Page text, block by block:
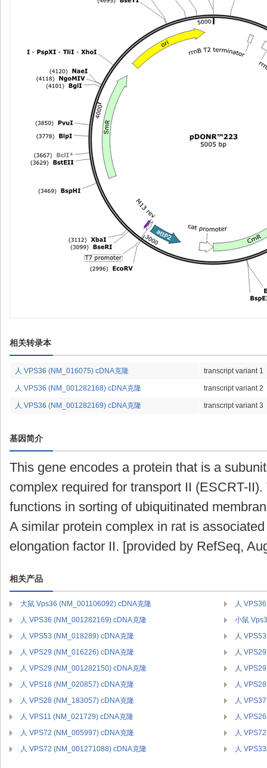
相关转录本
人 VPS36 (NM_016075) cDNA克隆 transcript variant 1
人 VPS36 (NM_001282168) cDNA克隆 transcript variant 2
人 VPS36 (NM_001282169) cDNA克隆 transcript variant 3
基因简介
This gene encodes a protein that is a
complex required for transport II (ESCRT-
functions in sorting of ubiquitinated
A similar protein complex in rat is
elongation factor II. [provided by RefSeq,
相关产品
大鼠 Vps36 (NM_001106092) cDNA克隆
人
人 VPS36 (NM_001282169) cDNA克隆
小鼠
人 VPS53 (NM_018289) cDNA克隆
人
人 VPS29 (NM_016226) cDNA克隆
人
人 VPS29 (NM_001282150) cDNA克隆
人
人 VPS18 (NM_020857) cDNA克隆
人
人 VPS28 (NM_183057) cDNA克隆
人
人 VPS11 (NM_021729) cDNA克隆
人
人 VPS72 (NM_005997) cDNA克隆
人
人 VPS72 (NM_001271088) cDNA克隆
人